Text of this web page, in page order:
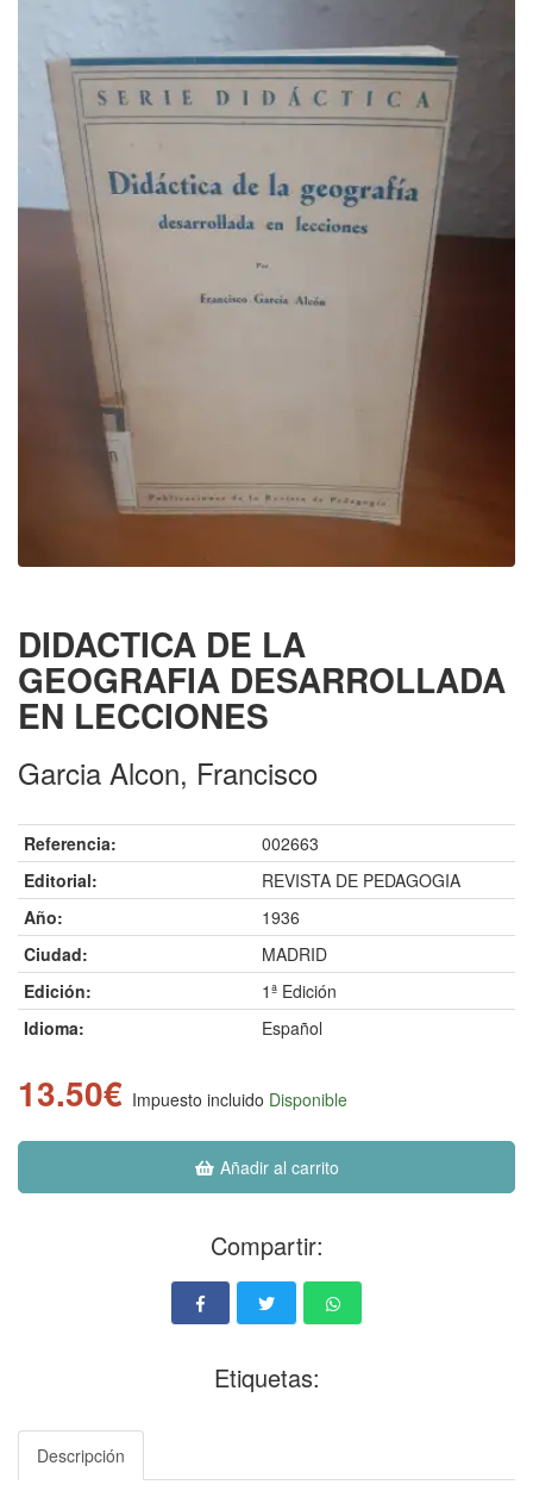
DIDACTICA DE LA
GEOGRAFIA DESARROLLADA
EN LECCIONES
Garcia Alcon, Francisco
Referencia:
002663
Editorial:
REVISTA DE PEDAGOGIA
Año:
1936
Ciudad:
MADRID
Edición:
1ª Edición
Idioma:
Español
13.50€ Impuesto incluido Disponible
Añadir al carrito
Compartir:
Etiquetas:
Descripción